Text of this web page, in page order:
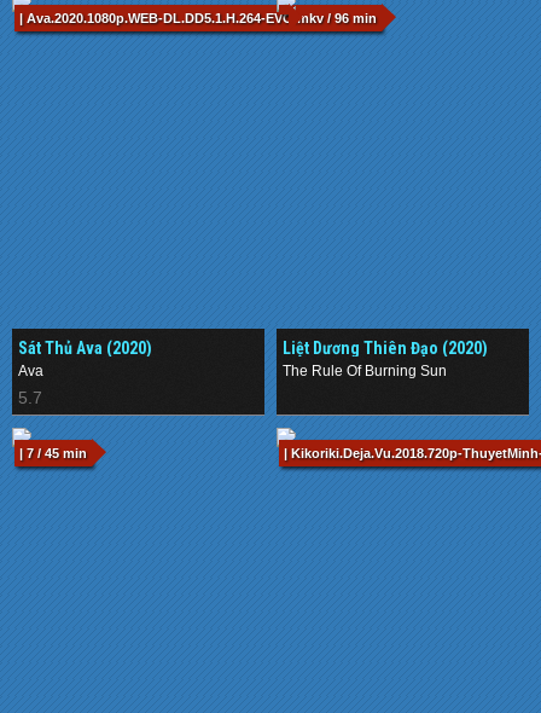
| Ava.2020.1080p.WEB-DL.DD5.1.H.264-EVO.mkv / 96 min
Sát Thủ Ava (2020)
Ava
5.7
Liệt Dương Thiên Đạo (2020)
The Rule Of Burning Sun
| 7 / 45 min | Kikoriki.Deja.Vu.2018.720p-